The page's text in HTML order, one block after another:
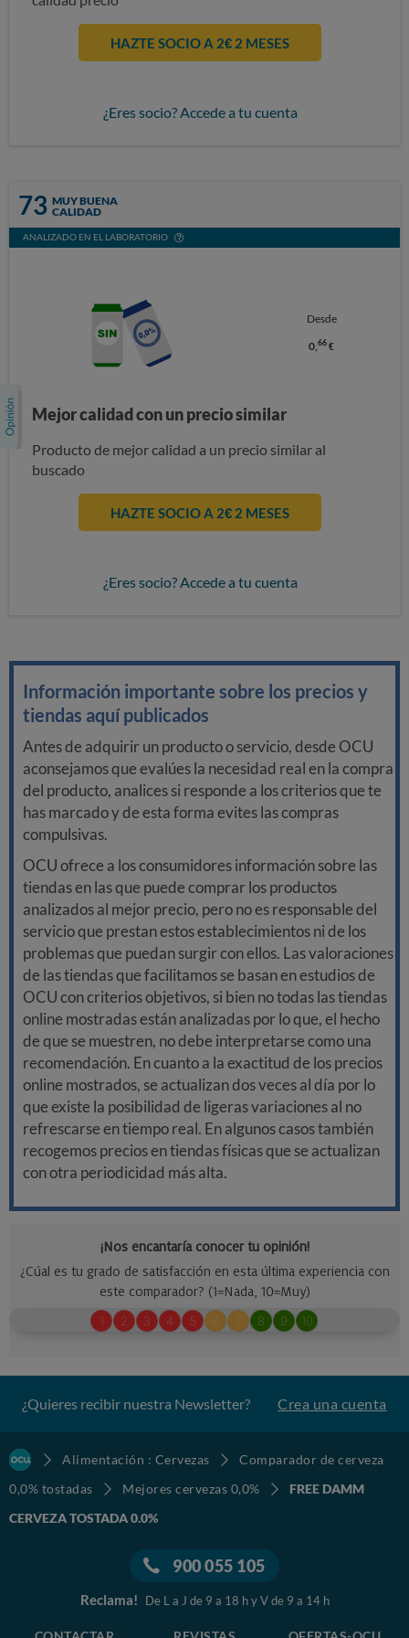
HAZTE SOCIO A 2€ 2 MESES
¿Eres socio? Accede a tu cuenta
73 MUY BUENA
CALIDAD
ANALIZADO EN EL LABORATORIO
Desde
0,66 €
Mejor calidad con un precio similar
Producto de mejor calidad a un precio similar al
buscado
HAZTE SOCIO A 2€ 2 MESES
¿Eres socio? Accede a tu cuenta
Información importante sobre los precios y
tiendas aquí publicados
Antes de adquirir un producto o servicio, desde OCU
aconsejamos que evalúes la necesidad real en la compra
del producto, analices si responde a los criterios que te
has marcado y de esta forma evites las compras
compulsivas.
OCU ofrece a los consumidores información sobre las
tiendas en las que puede comprar los productos
analizados al mejor precio, pero no es responsable del
servicio que prestan estos establecimientos ni de los
problemas que puedan surgir con ellos. Las valoraciones
de las tiendas que facilitamos se basan en estudios de
OCU con criterios objetivos, si bien no todas las tiendas
online mostradas están analizadas por lo que, el hecho
de que se muestren, no debe interpretarse como una
recomendación. En cuanto a la exactitud de los precios
online mostrados, se actualizan dos veces al día por lo
que existe la posibilidad de ligeras variaciones al no
refrescarse en tiempo real. En algunos casos también
recogemos precios en tiendas físicas que se actualizan
con otra periodicidad más alta.
¿Quieres recibir nuestra Newsletter? Crea una cuenta
Alimentación : Cervezas
Comparador de cerveza
0,0% tostadas
Mejores cervezas 0,0%
FREE DAMM
CERVEZA TOSTADA 0.0%
900 055 105
Reclama! De L a J de 9 a 18 h y V de 9 a 14 h